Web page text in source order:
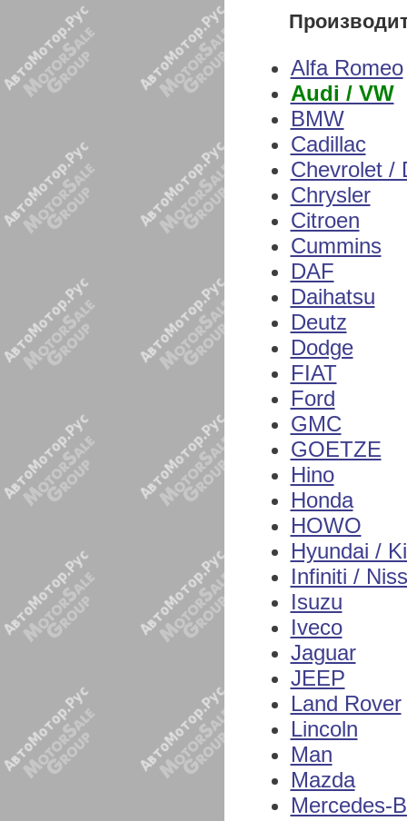
Alfa Romeo
Audi / VW
BMW
Cadillac
Chevrolet /
Chrysler
Citroen
Cummins
DAF
Daihatsu
Deutz
Dodge
FIAT
Ford
GMC
GOETZE
Hino
Honda
HOWO
Hyundai /
Infiniti /
Isuzu
Iveco
Jaguar
JEEP
Land Rover
Lincoln
Man
Mazda
Mercedes-